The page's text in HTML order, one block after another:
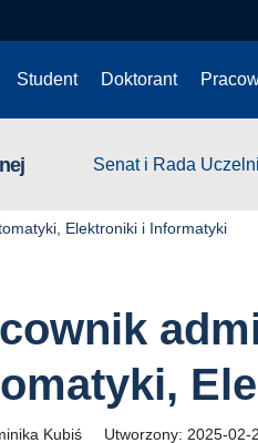
Student Doktorant
Senat i Rada Uczelni
Elektroniki i Informatyki
Kubiś Utworzony: 2025-02-